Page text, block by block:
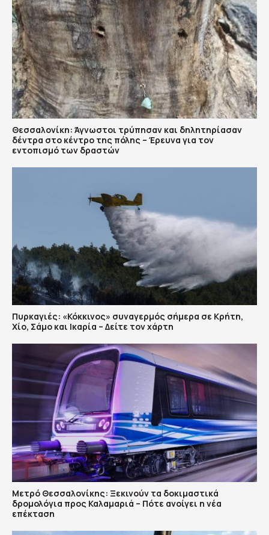
Θεσσαλονίκη: Άγνωστοι τρύπησαν και δηλητηρίασαν
δέντρα στο κέντρο της πόλης – Έρευνα για τον
εντοπισμό των δραστών
Πυρκαγιές: «Κόκκινος» συναγερμός σήμερα σε Κρήτη,
Χίο, Σάμο και Ικαρία – Δείτε τον χάρτη
Μετρό Θεσσαλονίκης: Ξεκινούν τα δοκιμαστικά
δρομολόγια προς Καλαμαριά – Πότε ανοίγει η νέα
επέκταση